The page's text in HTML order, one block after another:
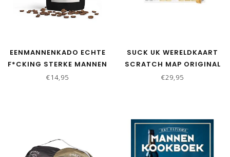
EENMANNENKADO ECHTE
F*CKING STERKE MANNEN
KOFFIE - 250 GR
€14,95
SUCK UK WERELDKAART
SCRATCH MAP ORIGINAL
€29,95